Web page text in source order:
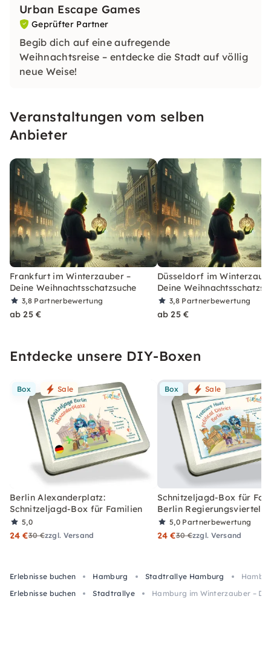
Urban Escape Games
Geprüfter Partner
Begib dich auf eine aufregende
Weihnachtsreise – entdecke die Stadt auf völlig
neue Weise!
Veranstaltungen vom selben
Anbieter
Frankfurt im Winterzauber –
Deine Weihnachtsschatzsuche
3,8 Partnerbewertung
ab 25 €
Düsseldorf im
Deine
3,8 Partnerbewertung
ab 25 €
Entdecke unsere DIY-Boxen
Box Sale
Berlin Alexanderplatz:
Schnitzeljagd-Box für Familien
5,0
24 €30 €zzgl. Versand
Box Sale
Schnitzeljagd-Box für
Berlin Regierungsviertel
5,0 Partnerbewertung
24 €30 €zzgl. Versand
Erlebnisse buchen Hamburg Stadtrallye Hamburg
Erlebnisse buchen
Stadtrallye Hamburg im Winterzauber –